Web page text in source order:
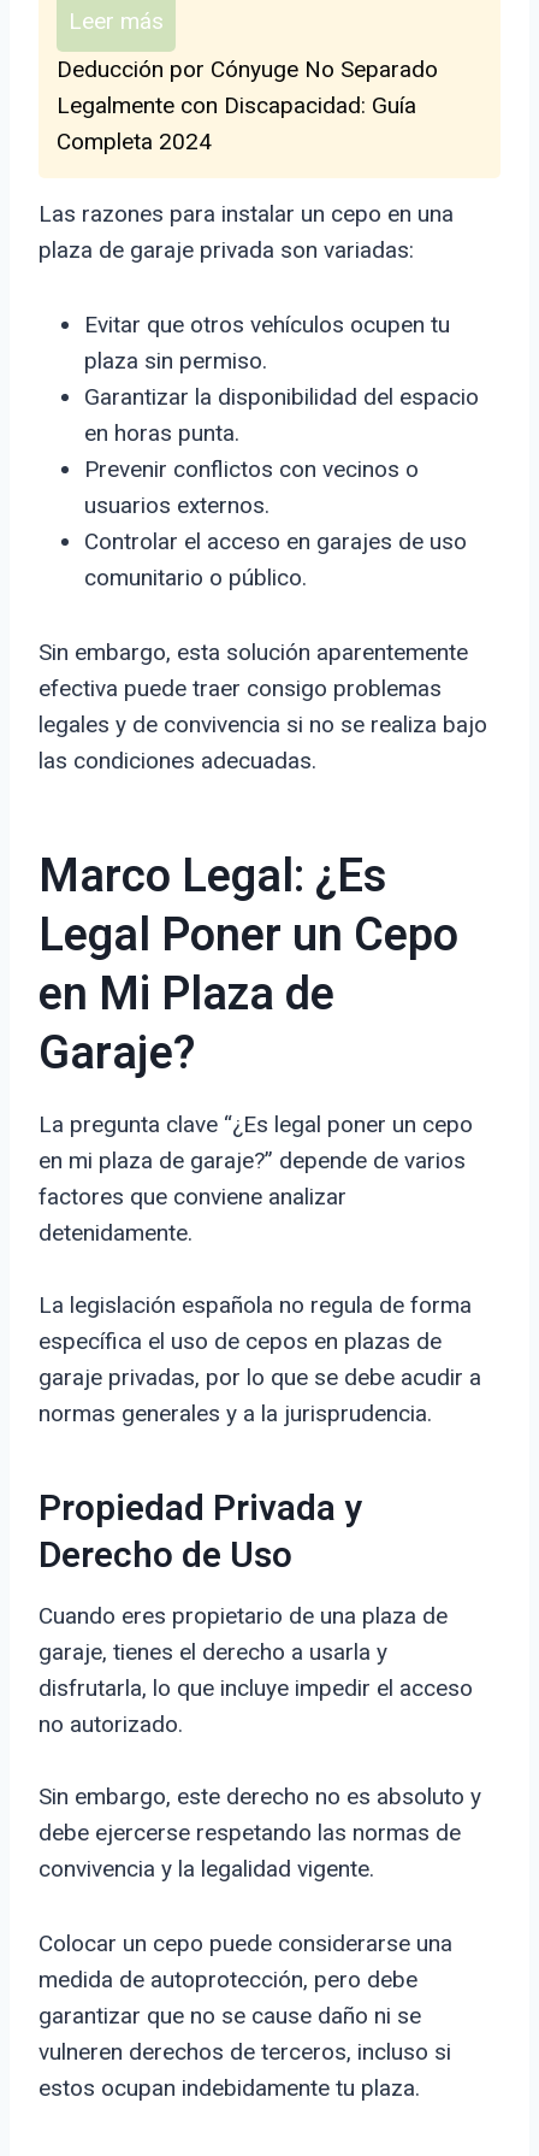
Leer más
Deducción por Cónyuge No Separado
Legalmente con Discapacidad: Guía
Completa 2024
Las razones para instalar un cepo en una
plaza de garaje privada son variadas:
Evitar que otros vehículos ocupen tu
plaza sin permiso.
Garantizar la disponibilidad del espacio
en horas punta.
Prevenir conflictos con vecinos o
usuarios externos.
Controlar el acceso en garajes de uso
comunitario o público.
Sin embargo, esta solución aparentemente
efectiva puede traer consigo problemas
legales y de convivencia si no se realiza bajo
las condiciones adecuadas.
Marco Legal: ¿Es
Legal Poner un Cepo
en Mi Plaza de
Garaje?
La pregunta clave “¿Es legal poner un cepo
en mi plaza de garaje?” depende de varios
factores que conviene analizar
detenidamente.
La legislación española no regula de forma
específica el uso de cepos en plazas de
garaje privadas, por lo que se debe acudir a
normas generales y a la jurisprudencia.
Propiedad Privada y
Derecho de Uso
Cuando eres propietario de una plaza de
garaje, tienes el derecho a usarla y
disfrutarla, lo que incluye impedir el acceso
no autorizado.
Sin embargo, este derecho no es absoluto y
debe ejercerse respetando las normas de
convivencia y la legalidad vigente.
Colocar un cepo puede considerarse una
medida de autoprotección, pero debe
garantizar que no se cause daño ni se
vulneren derechos de terceros, incluso si
estos ocupan indebidamente tu plaza.